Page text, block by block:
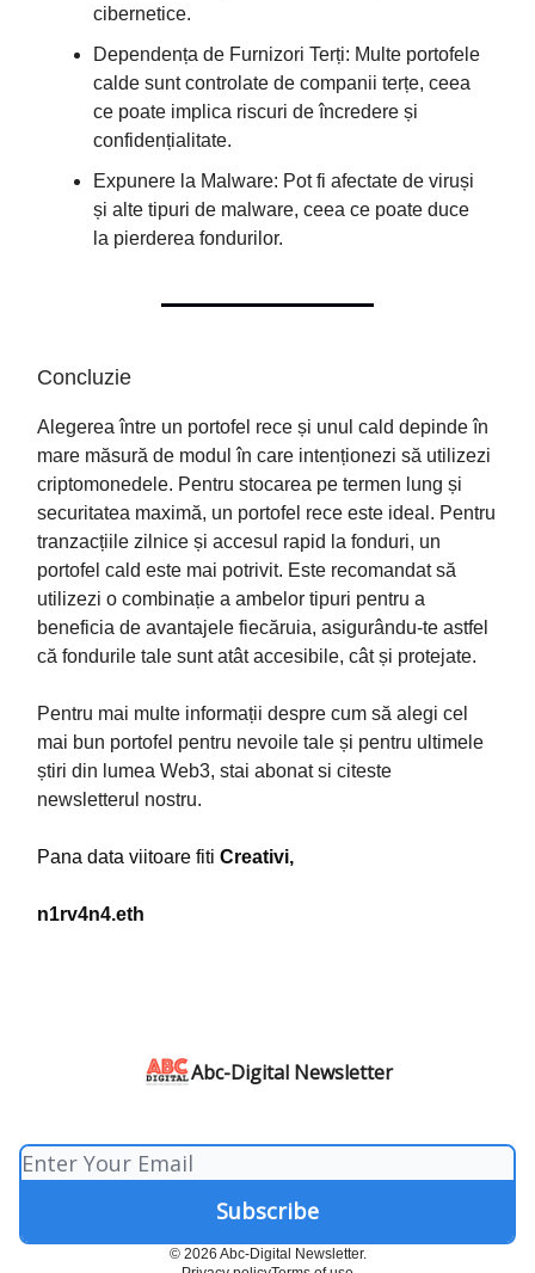
cibernetice.
Dependența de Furnizori Terți: Multe portofele
calde sunt controlate de companii terțe, ceea
ce poate implica riscuri de încredere și
confidențialitate.
Expunere la Malware: Pot fi afectate de viruși
și alte tipuri de malware, ceea ce poate duce
la pierderea fondurilor.
Concluzie
Alegerea între un portofel rece și unul cald depinde în
mare măsură de modul în care intenționezi să utilizezi
criptomonedele. Pentru stocarea pe termen lung și
securitatea maximă, un portofel rece este ideal. Pentru
tranzacțiile zilnice și accesul rapid la fonduri, un
portofel cald este mai potrivit. Este recomandat să
utilizezi o combinație a ambelor tipuri pentru a
beneficia de avantajele fiecăruia, asigurându-te astfel
că fondurile tale sunt atât accesibile, cât și protejate.
Pentru mai multe informații despre cum să alegi cel
mai bun portofel pentru nevoile tale și pentru ultimele
știri din lumea Web3, stai abonat si citeste
newsletterul nostru.
Pana data viitoare fiti Creativi,
n1rv4n4.eth
Abc-Digital Newsletter
© 2026 Abc-Digital Newsletter.